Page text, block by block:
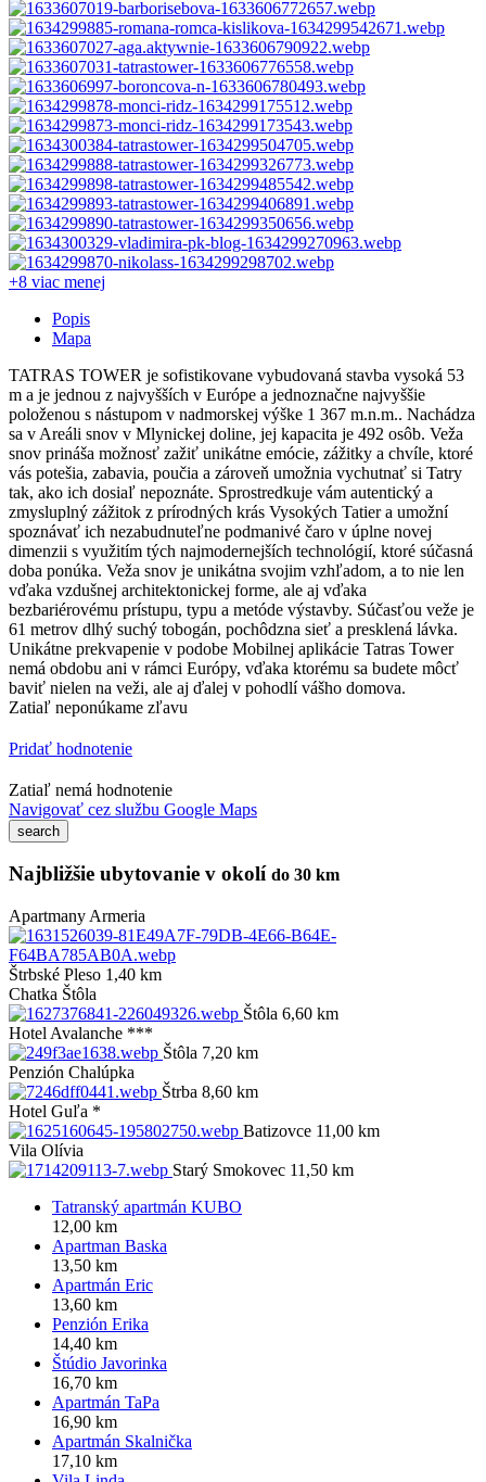
+8 viac menej
Popis
Mapa
TATRAS TOWER je sofistikovane vybudovaná stavba vysoká 53
m a je jednou z najvyšších v Európe a jednoznačne najvyššie
položenou s nástupom v nadmorskej výške 1 367 m.n.m.. Nachádza
sa v Areáli snov v Mlynickej doline, jej kapacita je 492 osôb. Veža
snov prináša možnosť zažiť unikátne emócie, zážitky a chvíle, ktoré
vás potešia, zabavia, poučia a zároveň umožnia vychutnať si Tatry
tak, ako ich dosiaľ nepoznáte. Sprostredkuje vám autentický a
zmysluplný zážitok z prírodných krás Vysokých Tatier a umožní
spoznávať ich nezabudnuteľne podmanivé čaro v úplne novej
dimenzii s využitím tých najmodernejších technológií, ktoré súčasná
doba ponúka. Veža snov je unikátna svojim vzhľadom, a to nie len
vďaka vzdušnej architektonickej forme, ale aj vďaka
bezbariérovému prístupu, typu a metóde výstavby. Súčasťou veže je
61 metrov dlhý suchý tobogán, pochôdzna sieť a presklená lávka.
Unikátne prekvapenie v podobe Mobilnej aplikácie Tatras Tower
nemá obdobu ani v rámci Európy, vďaka ktorému sa budete môcť
baviť nielen na veži, ale aj ďalej v pohodlí vášho domova.
Zatiaľ neponúkame zľavu
Pridať hodnotenie
Zatiaľ nemá hodnotenie
Navigovať cez službu Google Maps
Najbližšie ubytovanie v okolí do 30 km
Apartmany Armeria
Štrbské Pleso 1,40 km
Chatka Štôla
Štôla 6,60 km
Hotel Avalanche ***
Štôla 7,20 km
Penzión Chalúpka
Štrba 8,60 km
Hotel Guľa *
Batizovce 11,00 km
Vila Olívia
Starý Smokovec 11,50 km
Tatranský apartmán KUBO
12,00 km
Apartman Baska
13,50 km
Apartmán Eric
13,60 km
Penzión Erika
14,40 km
Štúdio Javorinka
16,70 km
Apartmán TaPa
16,90 km
Apartmán Skalnička
17,10 km